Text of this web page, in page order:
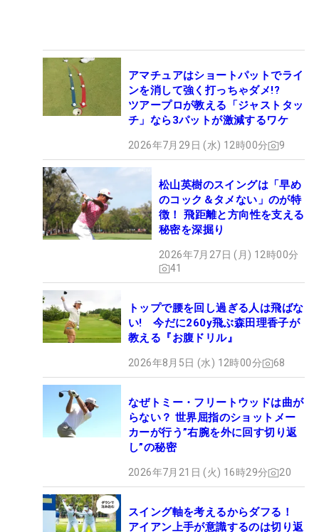
アマチュアはショートパットでライ
ンを消して強く打っちゃダメ!?
ツアープロが教える「ジャストタッ
チ」なら3パットが激減するワケ
2026年7月29日 (水) 12時00分 9
松山英樹のスイングは「早め
のコック＆タメない」のが特
徴！ 飛距離と方向性を支える
秘密を深掘り
2026年7月27日 (月) 12時00分
41
トップで腰を回し過ぎる人は飛ばな
い! 今だに260y飛ぶ森田理香子が
教える『お腹ドリル』
2026年8月5日 (水) 12時00分 68
なぜトミー・フリートウッドは曲が
らない？ 世界屈指のショットメー
カーが行う”右腕を外に回す切り返
し”の秘密
2026年7月21日 (火) 16時29分 20
スイング軸を考えるからダフる！
アイアン上手が意識するのは切り返